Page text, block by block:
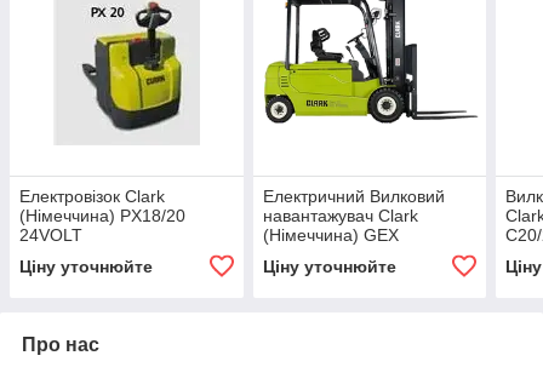
Електровізок Clark
(Німеччина) PX18/20
24VOLT
Ціну уточнюйте
Електричний Вилковий
навантажувач Clark
(Німеччина) GEX
Ціну уточнюйте
Про нас